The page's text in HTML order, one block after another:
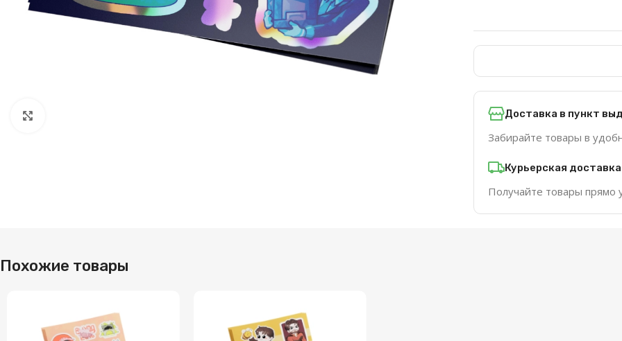
Доставка в пункт
Забирайте товары в
Курьерская доставка
Получайте товары прямо
Похожие товары